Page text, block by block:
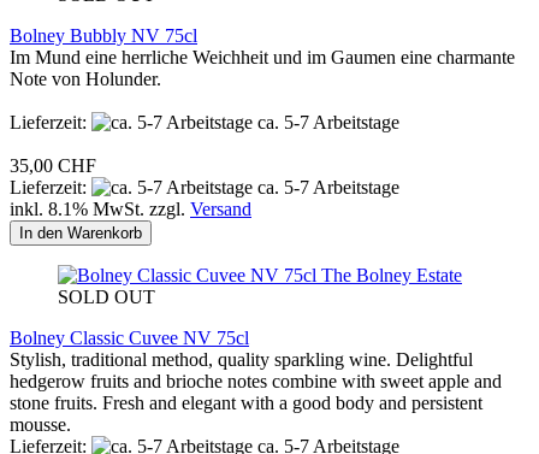
Bolney Bubbly NV 75cl
Im Mund eine herrliche Weichheit und im Gaumen eine charmante
Note von Holunder.
Lieferzeit: ca. 5-7 Arbeitstage
35,00 CHF
Lieferzeit:
ca. 5-7 Arbeitstage
inkl. 8.1% MwSt. zzgl. Versand
In den Warenkorb
The Bolney Estate
SOLD OUT
Bolney Classic Cuvee NV 75cl
Stylish, traditional method, quality sparkling wine. Delightful
hedgerow fruits and brioche notes combine with sweet apple and
stone fruits. Fresh and elegant with a good body and persistent
mousse.
Lieferzeit:
ca. 5-7 Arbeitstage